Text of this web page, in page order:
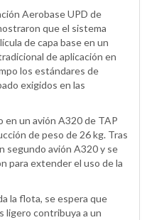
Aerobase UPD de
que el sistema
de capa base en un
de aplicación en
los estándares de
exigidos en las
en un avión A320 de TAP
de peso de 26 kg. Tras
segundo avión A320 y se
para extender el uso de la
la flota, se espera que
ligero contribuya a un